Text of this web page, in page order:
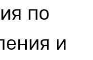
по
и